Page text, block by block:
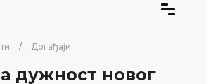
Догађаји
дужност новог